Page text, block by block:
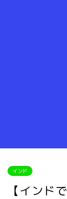
インド
【インド